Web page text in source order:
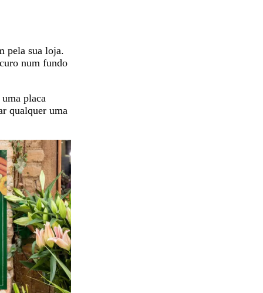
pela sua loja.
num fundo
placa
qualquer uma